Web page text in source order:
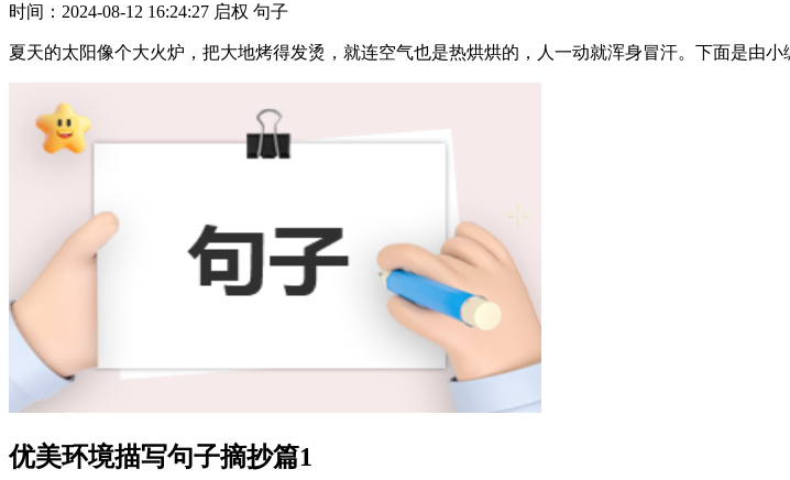
时间： 2024-08-12 16:24:27 启权 句子
夏天的太阳像个大火炉，把大地烤得发烫，就连空气也是热烘烘的，人一动就浑身冒汗。下面是由
优美环境描写句子摘抄篇1